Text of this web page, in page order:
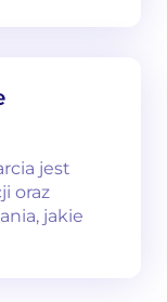
jest
oraz
jakie